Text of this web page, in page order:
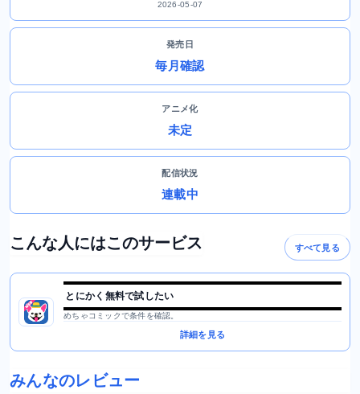
2026-05-07
発売日
毎月確認
アニメ化
未定
配信状況
連載中
こんな人にはこのサービス すべて見る
とにかく無料で試したい
めちゃコミックで条件を確認。
詳細を見る
みんなのレビュー